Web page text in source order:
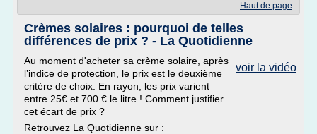
Haut de page
Crèmes solaires : pourquoi de telles
différences de prix ? - La Quotidienne
voir la vidéo
Au moment d'acheter sa crème solaire, après
l’indice de protection, le prix est le deuxième
critère de choix. En rayon, les prix varient
entre 25€ et 700 € le litre ! Comment justifier
cet écart de prix ?
Retrouvez La Quotidienne sur :